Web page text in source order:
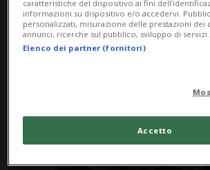
Gomme invernali?
l'obbligo»
caratteristiche del dispositivo ai fini
informazioni su dispositivo e/o accedervi.
personalizzati, misurazione delle prestazioni dei
annunci, ricerche sul pubblico, sviluppo di servizi.
Elenco dei partner (fornitori)
Accetto